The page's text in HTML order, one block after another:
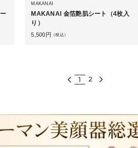
MAKANAI
MAKANAI 金箔艶肌シート（4枚入
り）
5,500円 （税込）
1 2